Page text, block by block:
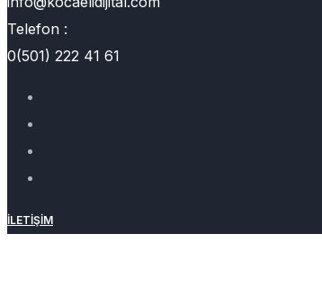
Telefon :
0(501) 222 41 61
İLETIŞIM